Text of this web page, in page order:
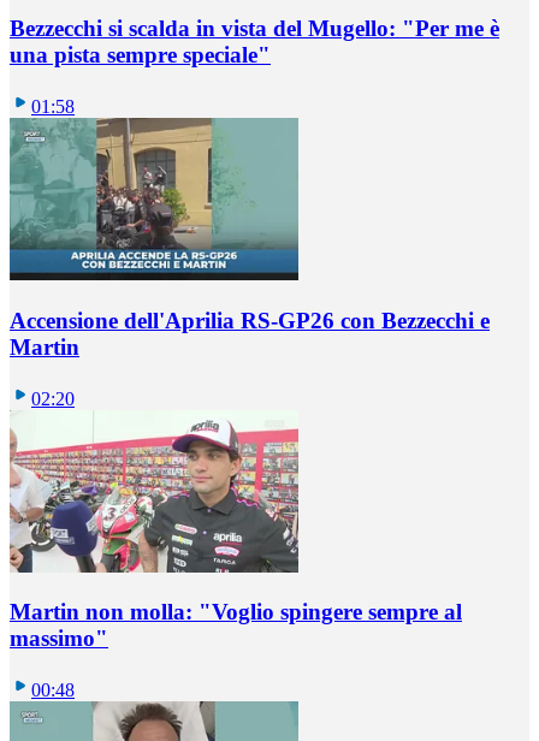
Bezzecchi si scalda in vista del Mugello: "Per me è
una pista sempre speciale"
01:58
Accensione dell'Aprilia RS-GP26 con Bezzecchi e
Martin
02:20
Martin non molla: "Voglio spingere sempre al
massimo"
00:48